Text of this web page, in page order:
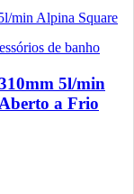
5l/min
a Frio